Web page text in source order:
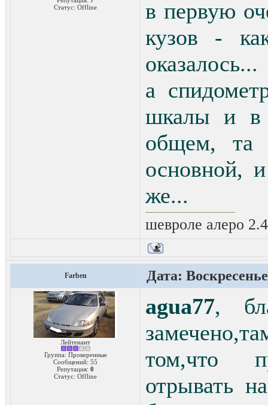
Статус: Offline
в первую
кузов -
оказалось...
а
шкалы и в
общем, та
основной,
же...
шевроле алеро
Farben Дата:
Лейтенант
Группа: Проверенные
Сообщений: 55
Репутация: 0
Статус: Offline
agua77,
том,что
отрывать